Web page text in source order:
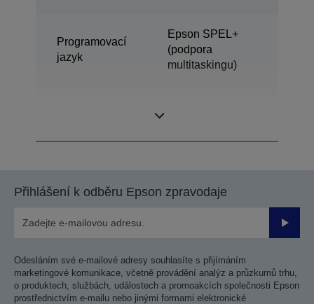
Programovací
jazyk
Epson SPEL+
(podpora
multitaskingu)
Přihlášení k odběru Epson zpravodaje
Odesláním své e-mailové adresy souhlasíte s přijímáním
marketingové komunikace, včetně provádění analýz a průzkumů trhu,
o produktech, službách, událostech a promoakcích společnosti Epson
prostřednictvím e-mailu nebo jinými formami elektronické